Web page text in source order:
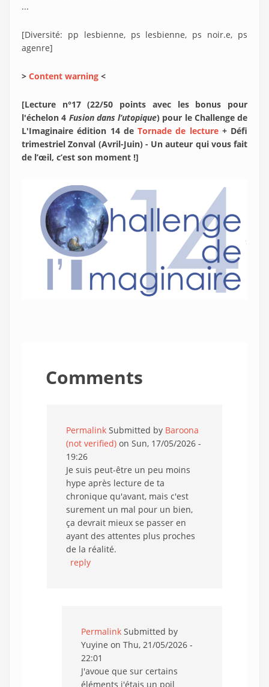
...
[Diversité: pp lesbienne, ps lesbienne, ps noir.e, ps
agenre]
> Content warning <
[Lecture n°17 (22/50 points avec les bonus pour
l'échelon 4 Fusion dans l’utopique) pour le Challenge de
L'Imaginaire édition 14 de Tornade de lecture+ Défi
trimestriel Zonval (Avril-Juin) - Un auteur qui vous fait
de l’œil, c’est son moment !]
Comments
Permalink Submitted by Baroona
(not verified) on Sun, 17/05/2026 -
19:26
Je suis peut-être un peu moins
hype après lecture de ta
chronique qu'avant, mais c'est
surement un mal pour un bien,
ça devrait mieux se passer en
ayant des attentes plus proches
de la réalité.
reply
Permalink Submitted by
Yuyine on Thu, 21/05/2026 -
22:01
J'avoue que sur certains
éléments j'étais un poil